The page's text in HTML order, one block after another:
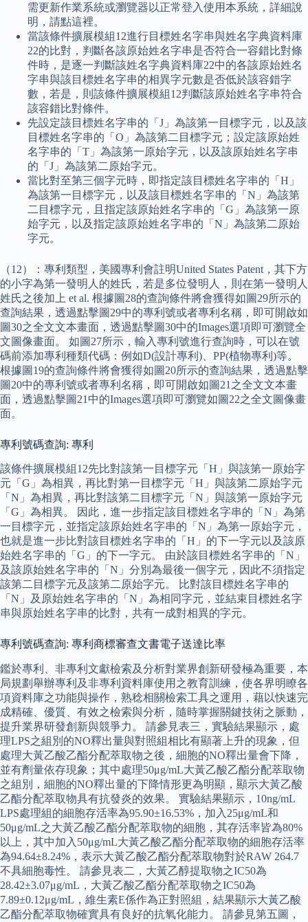
需更新作業系統或瀏覽器以正常登入使用本系統，詳細說
明，請點這裡。
當該條件擴展模組12進行目標姓名字串與姓名字典資料庫
22的比對，判斷各該原始姓名字串是否符合一容錯比對條
件時，是逐一判斷該姓名字典資料庫22中的各該原始姓名
字串與該目標姓名字串的相異字元數是否低於該容錯字
數，若是，則該條件擴展模組12判斷該原始姓名字串符合
該容錯比對條件。
先設定該目標姓名字串的「J」為該第一目標字元，以及該
目標姓名字串的「O」為該第二目標字元；設定該原始姓
名字串的「T」為該第一原始字元，以及該原始姓名字串
的「J」為該第二原始字元。
當比對至第三個字元時，即指定該目標姓名字串的「H」
為該第一目標字元，以及該目標姓名字串的「N」為該第
二目標字元，且指定該原始姓名字串的「G」為該第一原
始字元，以及指定該原始姓名字串的「N」為該第二原始
字元。
（12）：專利類型，美國專利會註明United States Patent，其下方
的小字為第一發明人的姓氏，若是多位發明人，則在第一發明人
姓氏之後加上 et al. 根據圖28的查詢條件將會獲得如圖29所示的
查詢結果，透過點擊圖29中的專利號或者專利名稱，即可開啟如
圖30之全文文本畫面，透過點擊圖30中的Images選項即可瀏覽全
文圖像畫面。 如圖27所示，輸入專利號進行查詢時，可以在號
碼前添加專利種類代碼：例如D(設計專利)、PP(植物專利)等。
根據圖19的查詢條件將會獲得如圖20所示的查詢結果，透過點擊
圖20中的專利號或者專利名稱，即可開啟如圖21之全文文本畫
面，透過點擊圖21中的Images選項即可瀏覽如圖22之全文圖像畫
面。
專利號碼查詢: 專利
該條件擴展模組12先比對該第一目標字元「H」與該第一原始字
元「G」為相異，再比對第一目標字元「H」與該第二原始字元
「N」為相異，再比對該第二目標字元「N」與該第一原始字元
「G」為相異。 因此，進一步指定該目標姓名字串的「N」為第
一目標字元，並指定該原始姓名字串的「N」為第一原始字元，
也就是進一步比對該目標姓名字串的「H」的下一字元以及該原
始姓名字串的「G」的下一字元。 由於該目標姓名字串的「N」
及該原始姓名字串的「N」分別為最後一個字元，因此不須指定
該第二目標字元及該第二原始字元。 比對該目標姓名字串的
「N」及原始姓名字串的「N」為相同字元，並結束目標姓名字
串與原始姓名字串的比對，共有一成對相異的字元。
專利號碼查詢: 專利商標審查文書電子送達比率
鑑於專利、非專利文獻檢索及分析對業界創新研發極為重要，本
局規劃舉辦專利及非專利資料庫使用之教育訓練，使各界明瞭各
項資料庫之功能與操作，熟稔相關檢索工具之運用，藉以快速完
成精確、優質、有效之檢索與分析，隨時掌握關鍵技術之脈動，
提升業界研發創新與競爭力。 請參見表三，實驗結果顯示，處
理LPS之組別的NO釋出量與對照組相比有顯著上升的現象，但
處理大黃乙酸乙酯分配萃取物之後，細胞的NO釋出量會下降，
並有劑量依存現象；其中處理50μg/mL大黃乙酸乙酯分配萃取物
之組別，細胞的NO釋出量的下降情形更為明顯，顯示大黃乙酸
乙酯分配萃取物具有抗發炎的效果。 實驗結果顯示，10ng/mL
LPS處理組的細胞存活率為95.90±16.53%，加入25μg/mL和
50μg/mL之大黃乙酸乙酯分配萃取物的細胞，其存活率皆為80%
以上，其中加入50μg/mL大黃乙酸乙酯分配萃取物的細胞存活率
為94.64±8.24%，表示大黃乙酸乙酯分配萃取物對於RAW 264.7
不具細胞毒性。 請參見表二，大黃乙醇提取物之IC50為
28.42±3.07μg/mL，大黃乙酸乙酯分配萃取物之IC50為
7.89±0.12μg/mL，維生素E係作為正對照組，結果顯示大黃乙酸
乙酯分配萃取物確實具有良好的抗氧化能力。 請參見第五圖，